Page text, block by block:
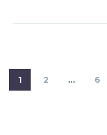
1 2 … 6